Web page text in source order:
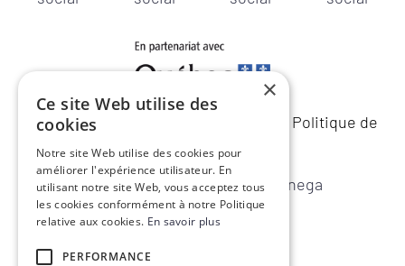
© 2026 Marchés publics du Québec – Politique de
une réalisation de
×
Ce site Web utilise des
cookies
Notre site Web utilise des cookies pour
améliorer l'expérience utilisateur. En
utilisant notre site Web, vous acceptez tous
les cookies conformément à notre Politique
relative aux cookies. En savoir plus
PERFORMANCE